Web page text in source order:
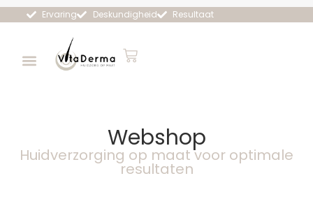
Ervaring Deskundigheid Resultaat
Webshop
Huidverzorging op maat voor optimale
resultaten